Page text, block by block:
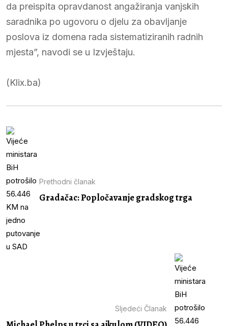
da preispita opravdanost angažiranja vanjskih
saradnika po ugovoru o djelu za obavljanje
poslova iz domena rada sistematiziranih radnih
mjesta”, navodi se u Izvještaju.
(Klix.ba)
Prethodni članak
Gradačac: Popločavanje gradskog trga
Sljedeći Članak